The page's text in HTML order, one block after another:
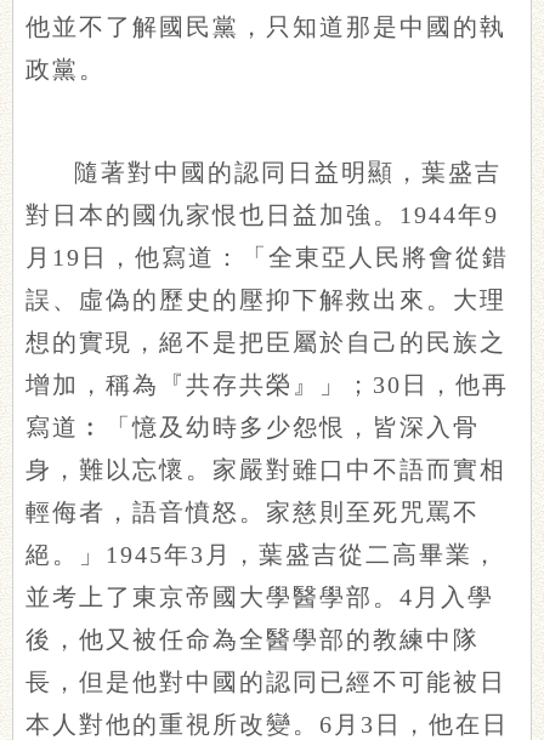
他並不了解國民黨，只知道那是中國的執
政黨。
隨著對中國的認同日益明顯，葉盛吉
對日本的國仇家恨也日益加強。1944年9
月19日，他寫道：「全東亞人民將會從錯
誤、虛偽的歷史的壓抑下解救出來。大理
想的實現，絕不是把臣屬於自己的民族之
增加，稱為『共存共榮』」；30日，他再
寫道︰「憶及幼時多少怨恨，皆深入骨
身，難以忘懷。家嚴對雖口中不語而實相
輕侮者，語音憤怒。家慈則至死咒罵不
絕。」1945年3月，葉盛吉從二高畢業，
並考上了東京帝國大學醫學部。4月入學
後，他又被任命為全醫學部的教練中隊
長，但是他對中國的認同已經不可能被日
本人對他的重視所改變。6月3日，他在日